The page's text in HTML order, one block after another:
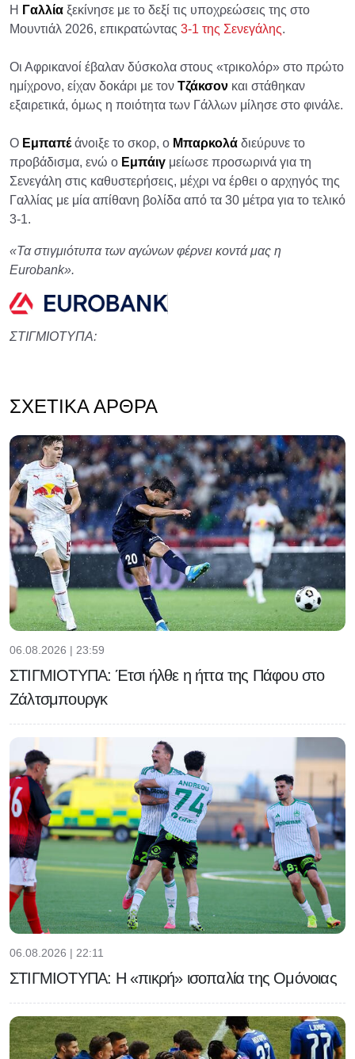
Η Γαλλία ξεκίνησε με το δεξί τις υποχρεώσεις της στο
Μουντιάλ 2026, επικρατώντας 3-1 της Σενεγάλης.
Οι Αφρικανοί έβαλαν δύσκολα στους «τρικολόρ» στο πρώτο
ημίχρονο, είχαν δοκάρι με τον Τζάκσον και στάθηκαν
εξαιρετικά, όμως η ποιότητα των Γάλλων μίλησε στο φινάλε.
Ο Εμπαπέάνοιξε το σκορ, ο Μπαρκολά διεύρυνε το
προβάδισμα, ενώ ο Εμπάιγ μείωσε προσωρινά για τη
Σενεγάλη στις καθυστερήσεις, μέχρι να έρθει ο αρχηγός της
Γαλλίας με μία απίθανη βολίδα από τα 30 μέτρα για το τελικό
3-1.
«Τα στιγμιότυπα των αγώνων φέρνει κοντά μας η
Eurobank».
ΣΤΙΓΜΙΟΤΥΠΑ:
ΣΧΕΤΙΚΆ ΆΡΘΡΑ
06.08.2026 | 23:59
ΣΤΙΓΜΙΟΤΥΠΑ: Έτσι ήλθε η ήττα της Πάφου στο
Ζάλτσμπουργκ
06.08.2026 | 22:11
ΣΤΙΓΜΙΟΤΥΠΑ: Η «πικρή» ισοπαλία της Ομόνοιας